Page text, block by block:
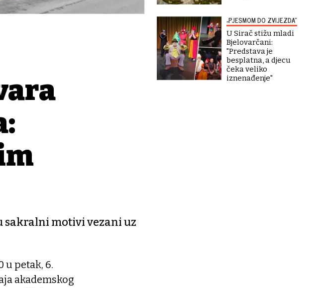
sakralni motivi vezani uz
u petak, 6.
akademskog
„PJESMOM DO ZVIJEZDA“
U Sirač stižu mladi
Bjelovarčani:
"Predstava je
besplatna, a djecu
čeka veliko
iznenađenje"